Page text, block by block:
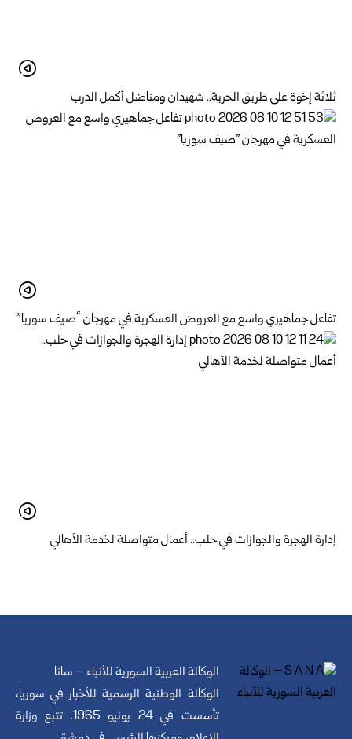
ثلاثة إخوة على طريق الحرية.. شهيدان ومناضل أكمل الدرب
تفاعل جماهيري واسع مع العروض العسكرية في مهرجان “صيف سوريا”
إدارة الهجرة والجوازات في حلب.. أعمال متواصلة لخدمة الأهالي
الوكالة العربية السورية للأنباء – سانا
الوكالة الوطنية الرسمية للأخبار في سوريا،
تأسست في 24 يونيو 1965. تتبع وزارة